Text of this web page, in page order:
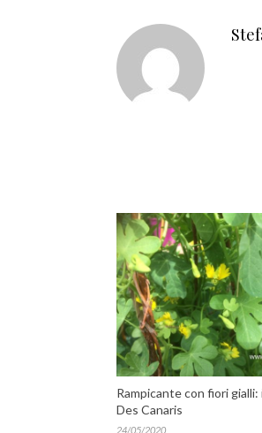
Rampicante con fiori gialli:
Des Canaris
24/05/2020